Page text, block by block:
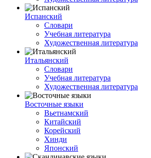
Испанский
Словари
Учебная литература
Художественная литература
Итальянский
Словари
Учебная литература
Художественная литература
Восточные языки
Вьетнамский
Китайский
Корейский
Хинди
Японский